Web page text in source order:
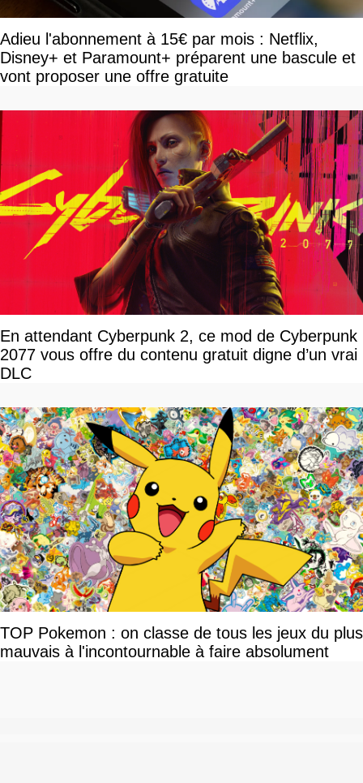
Adieu l'abonnement à 15€ par mois : Netflix,
Disney+ et Paramount+ préparent une bascule et
vont proposer une offre gratuite
En attendant Cyberpunk 2, ce mod de Cyberpunk
2077 vous offre du contenu gratuit digne d’un vrai
DLC
TOP Pokemon : on classe de tous les jeux du plus
mauvais à l'incontournable à faire absolument